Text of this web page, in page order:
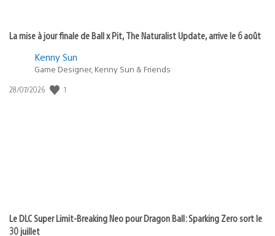
La mise à jour finale de Ball x Pit, The Naturalist Update, arrive le 6 août
Kenny Sun
Game Designer, Kenny Sun & Friends
Date
28/07/2026 1
Le DLC Super Limit-Breaking Neo pour Dragon Ball: Sparking Zero sort le
30 juillet